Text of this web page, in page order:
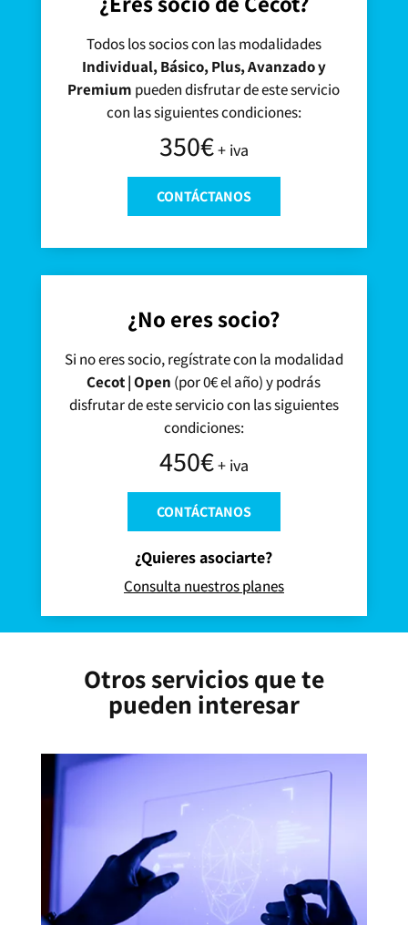
Todos los socios con las modalidades
Individual, Básico, Plus, Avanzado y
Premium pueden disfrutar de este servicio
con las siguientes condiciones:
350€+ iva
CONTÁCTANOS
¿No eres socio?
Si no eres socio, regístrate con la modalidad
Cecot | Open (por 0€ el año) y podrás
disfrutar de este servicio con las siguientes
condiciones:
450€+ iva
CONTÁCTANOS
¿Quieres asociarte?
Consulta nuestros planes
Otros servicios que te
pueden interesar